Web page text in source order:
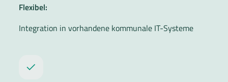
Flexibel:
Integration in vorhandene kommunale IT-Systeme